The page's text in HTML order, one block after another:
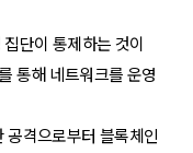
단이 통제하는 것이
통해 네트워크를 운영
공격으로부터 블록체인